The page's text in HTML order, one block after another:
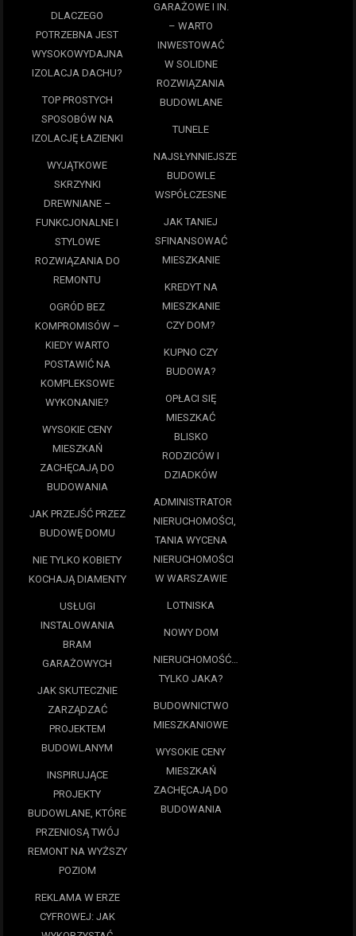
DLACZEGO
POTRZEBNA JEST
WYSOKOWYDAJNA
IZOLACJA DACHU?
TOP PROSTYCH
SPOSOBÓW NA
IZOLACJĘ ŁAZIENKI
WYJĄTKOWE
SKRZYNKI
DREWNIANE –
FUNKCJONALNE I
STYLOWE
ROZWIĄZANIA DO
REMONTU
OGRÓD BEZ
KOMPROMISÓW –
KIEDY WARTO
POSTAWIĆ NA
KOMPLEKSOWE
WYKONANIE?
WYSOKIE CENY
MIESZKAŃ
ZACHĘCAJĄ DO
BUDOWANIA
JAK PRZEJŚĆ PRZEZ
BUDOWĘ DOMU
NIE TYLKO KOBIETY
KOCHAJĄ DIAMENTY
USŁUGI
INSTALOWANIA
BRAM
GARAŻOWYCH
JAK SKUTECZNIE
ZARZĄDZAĆ
PROJEKTEM
BUDOWLANYM
INSPIRUJĄCE
PROJEKTY
BUDOWLANE, KTÓRE
PRZENIOSĄ TWÓJ
REMONT NA WYŻSZY
POZIOM
REKLAMA W ERZE
CYFROWEJ: JAK
GARAŻOWE I IN.
– WARTO
INWESTOWAĆ
W SOLIDNE
ROZWIĄZANIA
BUDOWLANE
TUNELE
NAJSŁYNNIEJSZE
BUDOWLE
WSPÓŁCZESNE
JAK TANIEJ
SFINANSOWAĆ
MIESZKANIE
KREDYT NA
MIESZKANIE
CZY DOM?
KUPNO CZY
BUDOWA?
OPŁACI SIĘ
MIESZKAĆ
BLISKO
RODZICÓW I
DZIADKÓW
ADMINISTRATOR
NIERUCHOMOŚCI,
TANIA WYCENA
NIERUCHOMOŚCI
W WARSZAWIE
LOTNISKA
NOWY DOM
NIERUCHOMOŚĆ…
TYLKO JAKA?
BUDOWNICTWO
MIESZKANIOWE
WYSOKIE CENY
MIESZKAŃ
ZACHĘCAJĄ DO
BUDOWANIA